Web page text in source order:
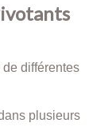
différentes
plusieurs